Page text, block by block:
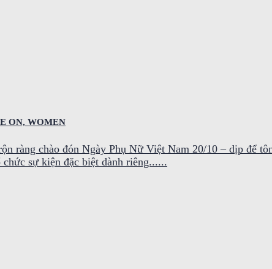
ON, WOMEN
ràng chào đón Ngày Phụ Nữ Việt Nam 20/10 – dịp để
sự kiện đặc biệt dành riêng......